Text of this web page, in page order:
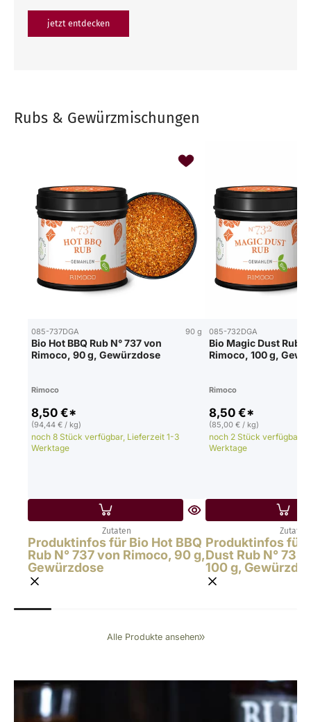
jetzt entdecken
Rubs & Gewürzmischungen
085-737DGA 90 g
Bio Hot BBQ Rub N° 737 von
Rimoco, 90 g, Gewürzdose
Rimoco
8,50 €*
(94,44 € / kg)
noch 8 Stück verfügbar, Lieferzeit 1-3
Werktage
Zutaten
Produktinfos für Bio Hot BBQ
Rub N° 737 von Rimoco, 90 g,
Gewürzdose
085-732DGA
Bio Magic Dust Rub
Rimoco, 100 g,
Rimoco
8,50 €*
(85,00 € / kg)
noch 2 Stück verfügbar,
Werktage
Zutaten
Produktinfos für
Dust Rub N° 732
100 g,
Alle Produkte ansehen